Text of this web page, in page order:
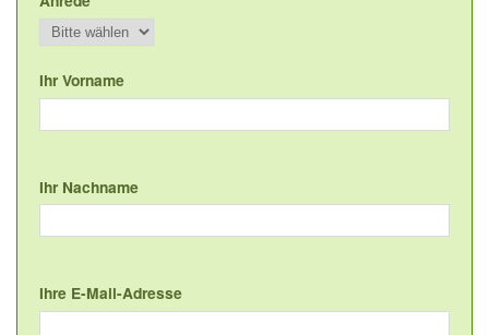
Ihr Vorname
Ihr Nachname
Ihre E-Mail-Adresse